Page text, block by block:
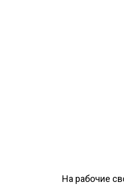
На рабочие